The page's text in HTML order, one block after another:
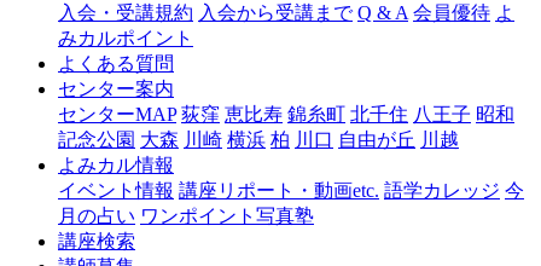
入会・受講規約 入会から受講まで Q & A 会員優待 よ
みカルポイント
よくある質問
センター案内
センターMAP 荻窪 恵比寿 錦糸町 北千住 八王子 昭和
記念公園 大森 川崎 横浜 柏 川口 自由が丘 川越
よみカル情報
イベント情報 講座リポート・動画etc. 語学カレッジ 今
月の占い ワンポイント写真塾
講座検索